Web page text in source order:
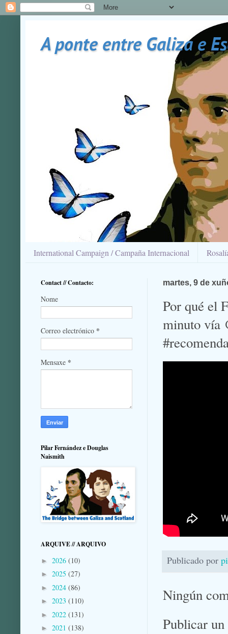
A ponte entre Galiza e
International Campaign / Campaña Internacional
martes, 9 de
Por qué el
minuto vía
Publicado por
Ningún
Publicar
Contact // Contacto:
Nome
Correo electrónico *
Mensaxe *
Pilar Fernández e Douglas
Naismith
ARQUIVE // ARQUIVO
► 2026 (10)
► 2025 (27)
► 2024 (86)
► 2023 (110)
► 2022 (131)
► 2021 (138)